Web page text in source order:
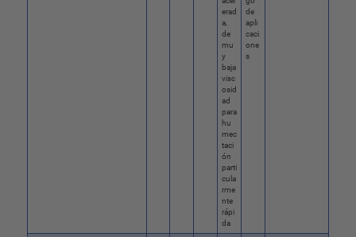
erad
a,
de
mu
y
baja
visc
osid
ad
para
hu
mec
taci
ón
parti
cula
rme
nte
rápi
da
de
apli
caci
one
s